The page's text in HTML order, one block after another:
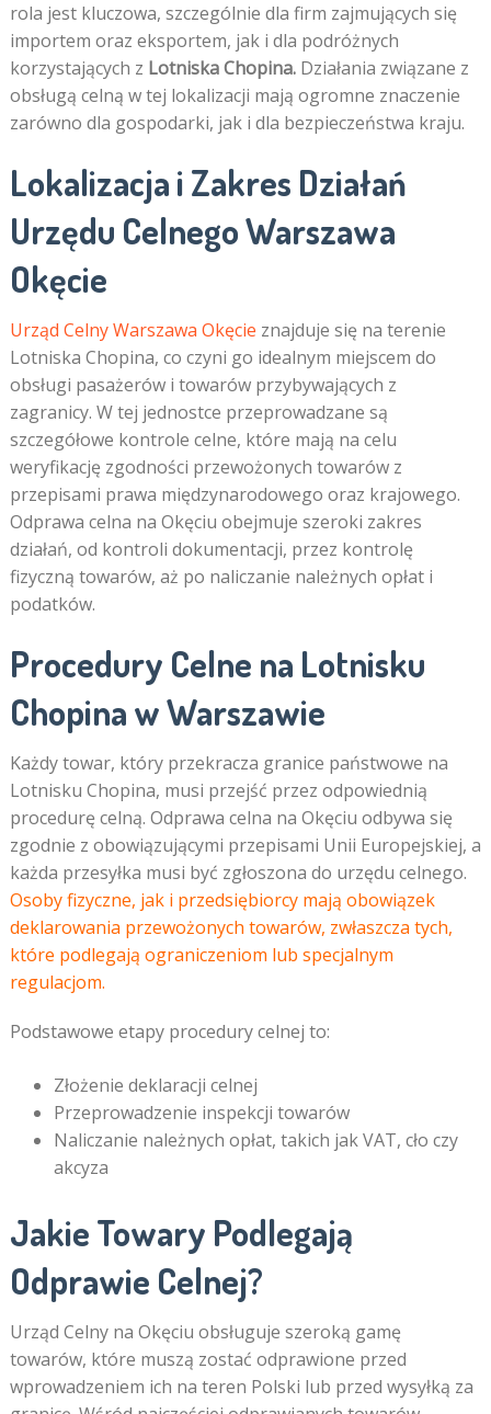
rola jest kluczowa, szczególnie dla firm zajmujących się
importem oraz eksportem, jak i dla podróżnych
korzystających z Lotniska Chopina.Działania związane z
obsługą celną w tej lokalizacji mają ogromne znaczenie
zarówno dla gospodarki, jak i dla bezpieczeństwa kraju.
Lokalizacja i Zakres Działań
Urzędu Celnego Warszawa
Okęcie
Urząd Celny Warszawa Okęcie znajduje się na terenie
Lotniska Chopina, co czyni go idealnym miejscem do
obsługi pasażerów i towarów przybywających z
zagranicy. W tej jednostce przeprowadzane są
szczegółowe kontrole celne, które mają na celu
weryfikację zgodności przewożonych towarów z
przepisami prawa międzynarodowego oraz krajowego.
Odprawa celna na Okęciu obejmuje szeroki zakres
działań, od kontroli dokumentacji, przez kontrolę
fizyczną towarów, aż po naliczanie należnych opłat i
podatków.
Procedury Celne na Lotnisku
Chopina w Warszawie
Każdy towar, który przekracza granice państwowe na
Lotnisku Chopina, musi przejść przez odpowiednią
procedurę celną. Odprawa celna na Okęciu odbywa się
zgodnie z obowiązującymi przepisami Unii Europejskiej, a
każda przesyłka musi być zgłoszona do urzędu celnego.
Osoby fizyczne, jak i przedsiębiorcy mają obowiązek
deklarowania przewożonych towarów, zwłaszcza tych,
które podlegają ograniczeniom lub specjalnym
regulacjom.
Podstawowe etapy procedury celnej to:
Złożenie deklaracji celnej
Przeprowadzenie inspekcji towarów
Naliczanie należnych opłat, takich jak VAT, cło czy
akcyza
Jakie Towary Podlegają
Odprawie Celnej?
Urząd Celny na Okęciu obsługuje szeroką gamę
towarów, które muszą zostać odprawione przed
wprowadzeniem ich na teren Polski lub przed wysyłką za